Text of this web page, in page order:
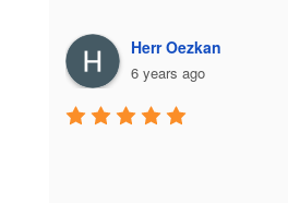
Herr Oezkan
6 years ago